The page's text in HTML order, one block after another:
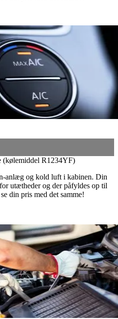
(kølemiddel R1234YF)
anlæg og kold luft i kabinen. Din
utætheder og der påfyldes op til
din pris med det samme!